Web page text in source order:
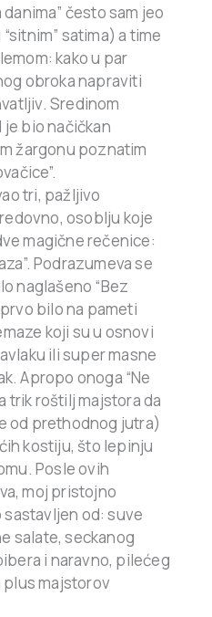
često sam jeo
satima) a time
kako u par
obroka napraviti
Sredinom
bio načičkan
žargonu poznatim
tri, pažljivo
osoblju koje
magične rečenice:
Podrazumeva se
naglašeno “Bez
bilo na pameti
koji su u osnovi
ili super masne
Apropo onoga “Ne
trik roštilj majstora da
od prethodnog jutra)
kostiju, što lepinju
Posle ovih
moj pristojno
od: suve
salate, seckanog
i naravno, pilećeg
plus majstorov